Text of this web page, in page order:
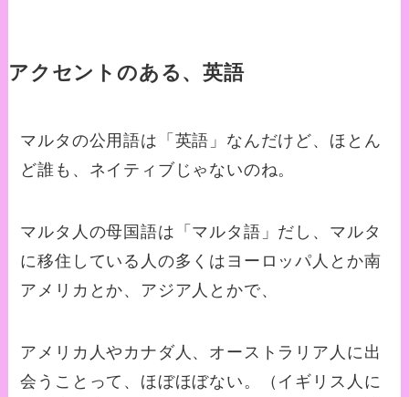
アクセントのある、英語
マルタの公用語は「英語」なんだけど、ほとん
ど誰も、ネイティブじゃないのね。
マルタ人の母国語は「マルタ語」だし、マルタ
に移住している人の多くはヨーロッパ人とか南
アメリカとか、アジア人とかで、
アメリカ人やカナダ人、オーストラリア人に出
会うことって、ほぼほぼない。（イギリス人に